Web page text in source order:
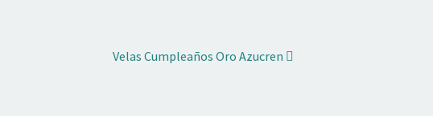
Velas Cumpleaños Oro Azucren